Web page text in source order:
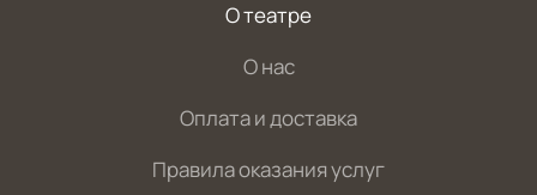
О театре
О нас
Оплата и доставка
Правила оказания услуг